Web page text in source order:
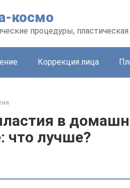
космо
процедуры, пластическая
Коррекция лица
в
что лучше?